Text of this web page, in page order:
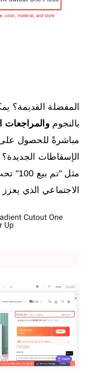
المفضلة القديمة؟
بالنجوم والمراجعات
مباشرةً للحصول
الإسقاطات
مثل
الاجتماعي الذي